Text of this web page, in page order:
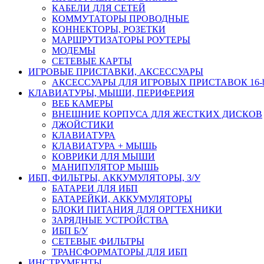
КАБЕЛИ ДЛЯ СЕТЕЙ
КОММУТАТОРЫ ПРОВОДНЫЕ
КОННЕКТОРЫ, РОЗЕТКИ
МАРШРУТИЗАТОРЫ РОУТЕРЫ
МОДЕМЫ
СЕТЕВЫЕ КАРТЫ
ИГРОВЫЕ ПРИСТАВКИ, АКСЕССУАРЫ
АКСЕССУАРЫ ДЛЯ ИГРОВЫХ ПРИСТАВОК 16-
КЛАВИАТУРЫ, МЫШИ, ПЕРИФЕРИЯ
ВЕБ КАМЕРЫ
ВНЕШНИЕ КОРПУСА ДЛЯ ЖЕСТКИХ ДИСКОВ
ДЖОЙСТИКИ
КЛАВИАТУРА
КЛАВИАТУРА + МЫШЬ
КОВРИКИ ДЛЯ МЫШИ
МАНИПУЛЯТОР МЫШЬ
ИБП, ФИЛЬТРЫ, АККУМУЛЯТОРЫ, З/У
БАТАРЕИ ДЛЯ ИБП
БАТАРЕЙКИ, АККУМУЛЯТОРЫ
БЛОКИ ПИТАНИЯ ДЛЯ ОРГТЕХНИКИ
ЗАРЯДНЫЕ УСТРОЙСТВА
ИБП Б/У
СЕТЕВЫЕ ФИЛЬТРЫ
ТРАНСФОРМАТОРЫ ДЛЯ ИБП